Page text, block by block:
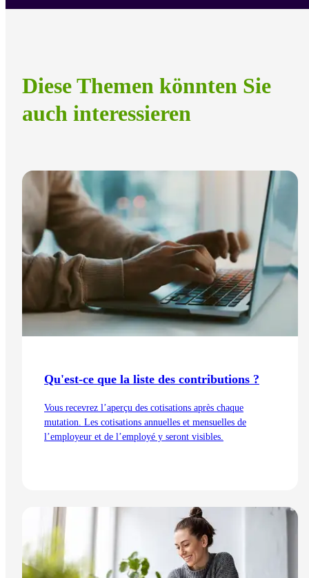
Diese Themen könnten Sie
auch interessieren
Qu'est-ce que la liste des contributions ?
Vous recevrez l’aperçu des cotisations après chaque
mutation. Les cotisations annuelles et mensuelles de
l’employeur et de l’employé y seront visibles.
Lire l'article